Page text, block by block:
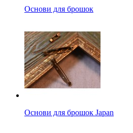
Основи для брошок
Основи для брошок Japan